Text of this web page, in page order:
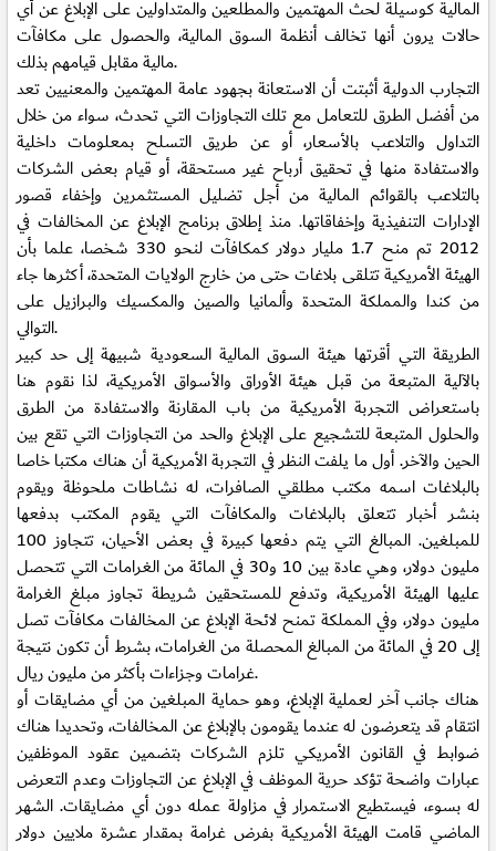
المالية كوسيلة لحث المهتمين والمطلعين والمتداولين على الإبلاغ عن أي
حالات يرون أنها تخالف أنظمة السوق المالية، والحصول على مكافآت
مالية مقابل قيامهم بذلك.
التجارب الدولية أثبتت أن الاستعانة بجهود عامة المهتمين والمعنيين تعد
من أفضل الطرق للتعامل مع تلك التجاوزات التي تحدث، سواء من خلال
التداول والتلاعب بالأسعار، أو عن طريق التسلح بمعلومات داخلية
والاستفادة منها في تحقيق أرباح غير مستحقة، أو قيام بعض الشركات
بالتلاعب بالقوائم المالية من أجل تضليل المستثمرين وإخفاء قصور
الإدارات التنفيذية وإخفاقاتها. منذ إطلاق برنامج الإبلاغ عن المخالفات في
2012 تم منح 1.7 مليار دولار كمكافآت لنحو 330 شخصا، علما بأن
الهيئة الأمريكية تتلقى بلاغات حتى من خارج الولايات المتحدة، أكثرها جاء
من كندا والمملكة المتحدة وألمانيا والصين والمكسيك والبرازيل على
التوالي.
الطريقة التي أقرتها هيئة السوق المالية السعودية شبيهة إلى حد كبير
بالآلية المتبعة من قبل هيئة الأوراق والأسواق الأمريكية، لذا نقوم هنا
باستعراض التجربة الأمريكية من باب المقارنة والاستفادة من الطرق
والحلول المتبعة للتشجيع على الإبلاغ والحد من التجاوزات التي تقع بين
الحين والآخر. أول ما يلفت النظر في التجربة الأمريكية أن هناك مكتبا خاصا
بالبلاغات اسمه مكتب مطلقي الصافرات، له نشاطات ملحوظة ويقوم
بنشر أخبار تتعلق بالبلاغات والمكافآت التي يقوم المكتب بدفعها
للمبلغين. المبالغ التي يتم دفعها كبيرة في بعض الأحيان، تتجاوز 100
مليون دولار، وهي عادة بين 10 و30 في المائة من الغرامات التي تتحصل
عليها الهيئة الأمريكية، وتدفع للمستحقين شريطة تجاوز مبلغ الغرامة
مليون دولار، وفي المملكة تمنح لائحة الإبلاغ عن المخالفات مكافآت تصل
إلى 20 في المائة من المبالغ المحصلة من الغرامات، بشرط أن تكون نتيجة
غرامات وجزاءات بأكثر من مليون ريال.
هناك جانب آخر لعملية الإبلاغ، وهو حماية المبلغين من أي مضايقات أو
انتقام قد يتعرضون له عندما يقومون بالإبلاغ عن المخالفات، وتحديدا هناك
ضوابط في القانون الأمريكي تلزم الشركات بتضمين عقود الموظفين
عبارات واضحة تؤكد حرية الموظف في الإبلاغ عن التجاوزات وعدم التعرض
له بسوء، فيستطيع الاستمرار في مزاولة عمله دون أي مضايقات. الشهر
الماضي قامت الهيئة الأمريكية بفرض غرامة بمقدار عشرة ملايين دولار